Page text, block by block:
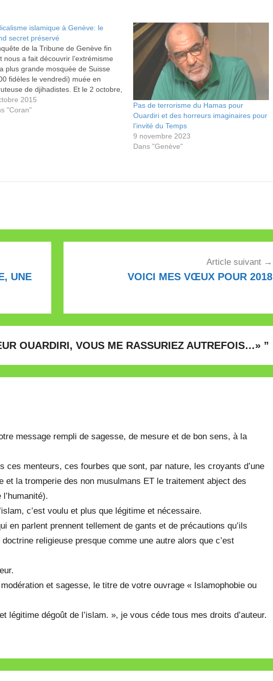
islamique à Genève: le
secret préservé
de la Tribune de Genève fin
nous a fait découvrir l’extrémisme
plus grande mosquée de Suisse
fidèles le vendredi) muée en
de djihadistes. Et le 2 octobre,
lancé sur «la piste de l’islam
a élargi la problématique. Le
2015
"Coran"
Pas de terrorisme du Hamas pour
Ouardiri et des horreurs imaginaires pour
l’invité du Temps
9 novembre 2023
Dans "Genève"
UNE
Article suivant
VOICI MES VŒUX POUR 2018
OUARDIRI, VOUS ME RASSURIEZ AUTREFOIS…» ”
message rempli de sagesse, de mesure et de bon sens, à la
ces menteurs, ces fourbes que sont, par nature, les croyants d’une
et la tromperie des non musulmans ET le traitement abject des
c’est voulu et plus que légitime et nécessaire.
en parlent prennent tellement de gants et de précautions qu’ils
religieuse presque comme une autre alors que c’est
et sagesse, le titre de votre ouvrage « Islamophobie ou
légitime dégoût de l’islam. », je vous céde tous mes droits d’auteur.